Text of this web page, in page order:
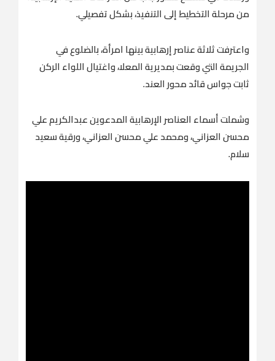
من مرحلة التخطيط إلى التنفيذ، بشكل تفصيلي.
واعترفت ثلاثة عناصر إرهابية بينها امرأة، بالضلوع في
الجريمة التي وقعت بمديرية المعلا، واغتيال اللواء الركن
ثابت جواس قائد محور العند.
وشملت أسماء العناصر الإرهابية المدعوين عبدالكريم علي
محسن العزاني، ومحمد علي محسن العزاني، ورقية سعيد
سلام.